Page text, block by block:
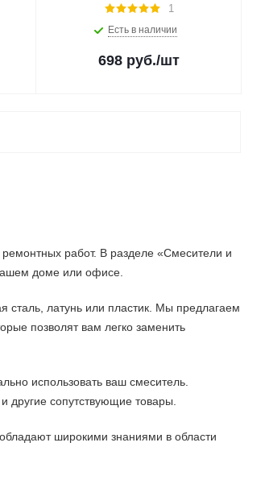
1
Есть в наличии
698 руб./шт
работ. В разделе «Смесители и
доме или офисе.
латунь или пластик. Мы предлагаем
позволят вам легко заменить
использовать ваш смеситель.
сопутствующие товары.
широкими знаниями в области